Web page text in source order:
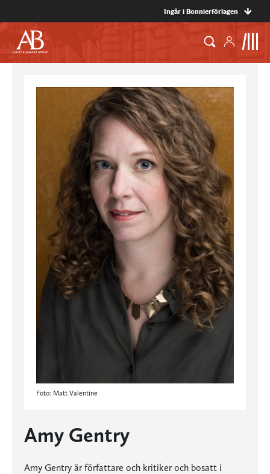
Ingår i Bonnierförlagen
Foto: Matt Valentine
Amy Gentry
Amy Gentry är författare och kritiker och bosatt i